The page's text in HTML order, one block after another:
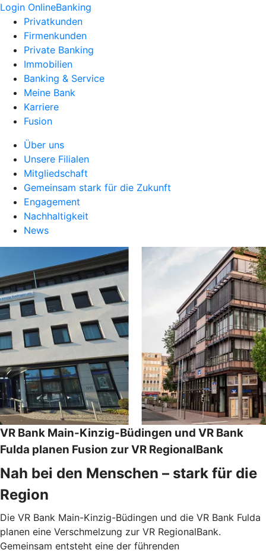
Login OnlineBanking
Privatkunden
Firmenkunden
Private Banking
Immobilien
Banking & Service
Meine Bank
Karriere
Fusion
Über uns
Unsere Filialen
Mitgliedschaft
Gemeinsam stark für die Zukunft
Engagement
Nachhaltigkeit
News
VR Bank Main-Kinzig-Büdingen und VR Bank
Fulda planen Fusion zur VR RegionalBank
Nah bei den Menschen – stark für die
Region
Die VR Bank Main-Kinzig-Büdingen und die VR Bank Fulda
planen eine Verschmelzung zur VR RegionalBank.
Gemeinsam entsteht eine der führenden